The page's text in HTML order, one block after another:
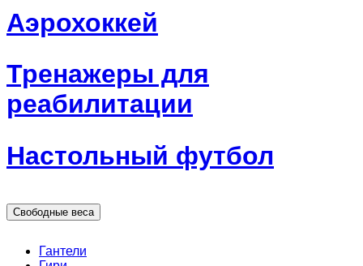
Аэрохоккей
Тренажеры для
реабилитации
Настольный футбол
Свободные веса
Гантели